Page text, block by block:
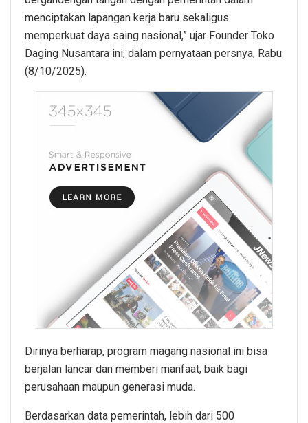
menciptakan lapangan kerja baru sekaligus
memperkuat daya saing nasional,” ujar Founder Toko
Daging Nusantara ini, dalam pernyataan persnya, Rabu
(8/10/2025).
Dirinya berharap, program magang nasional ini bisa
berjalan lancar dan memberi manfaat, baik bagi
perusahaan maupun generasi muda.
Berdasarkan data pemerintah, lebih dari 500